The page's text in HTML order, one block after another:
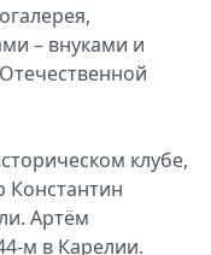
– внуками и
клубе,
Константин
Артём
м в Карелии.